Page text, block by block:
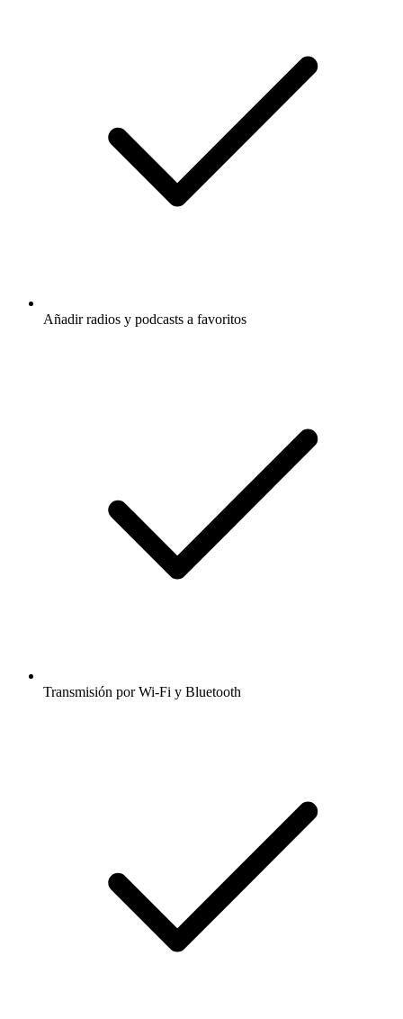
Añadir radios y podcasts a favoritos
Transmisión por Wi-Fi y Bluetooth